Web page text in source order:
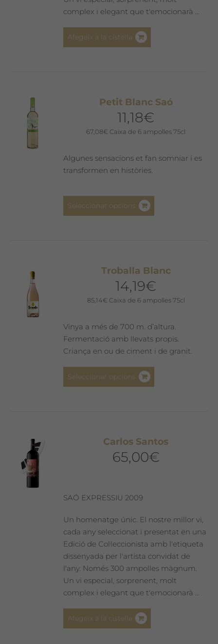
complex i elegant que t'emocionarà ...
Afegeix a la cistella
Petit Blanc Saó
11,18€
67,08€ Caixa de 6 ampolles 75cl
Algunes sensacions et fan somniar i es
transformen en històries.
Seleccionar opcions
opcions
poden
a
la
pàgina
Troballa Blanc
14,19€
85,14€ Caixa de 6 ampolles 75cl
Vinya a més de 700 m. d’altura.
Fermentació amb llevats propis.
Criança en ou de ciment i de granit.
Seleccionar opcions
opcions
pàgina
del
producte
Carlos Santos
65,00€
SAÓ EXPRESSIU 2009
Un homenatge únic. El nostre millor vi,
cada any seleccionat i presentat en una
Edició de Col·leccionista amb l'etiqueta
dissenyada per l'artista convidat de
l'any. Només 300 ampolles màgnum.
Un vi especial, sorprenent, molt
complex i elegant que t'emocionarà ...
Afegeix a la cistella